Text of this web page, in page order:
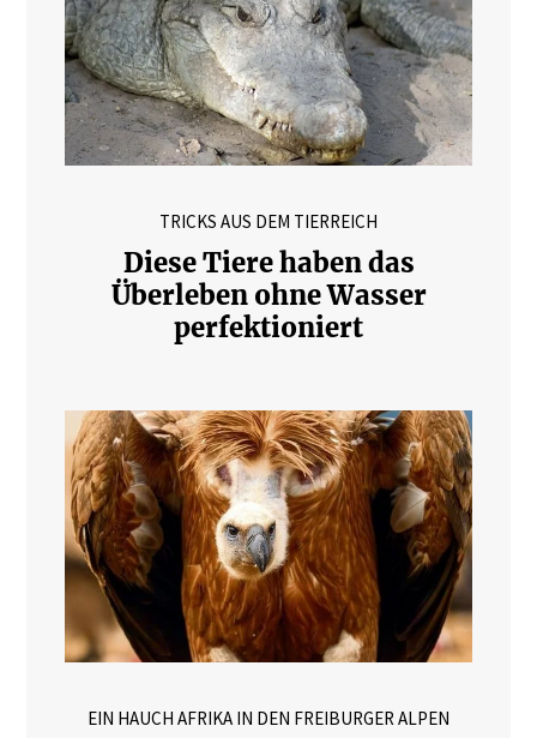
TRICKS AUS DEM TIERREICH
Diese Tiere haben das
Überleben ohne Wasser
perfektioniert
EIN HAUCH AFRIKA IN DEN FREIBURGER ALPEN